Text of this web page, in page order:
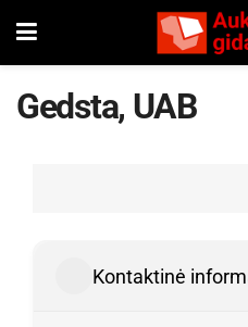
Gedsta, UAB
Kontaktinė